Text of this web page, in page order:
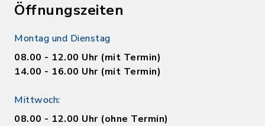
Öffnungszeiten
Montag und Dienstag
08.00 - 12.00 Uhr (mit Termin)
14.00 - 16.00 Uhr (mit Termin)
Mittwoch:
08.00 - 12.00 Uhr (ohne Termin)